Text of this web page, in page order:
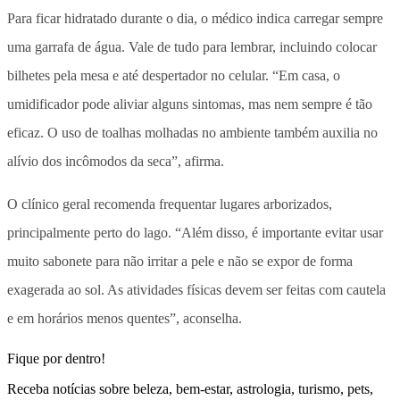
Para ficar hidratado durante o dia, o médico indica carregar sempre
uma garrafa de água. Vale de tudo para lembrar, incluindo colocar
bilhetes pela mesa e até despertador no celular. “Em casa, o
umidificador pode aliviar alguns sintomas, mas nem sempre é tão
eficaz. O uso de toalhas molhadas no ambiente também auxilia no
alívio dos incômodos da seca”, afirma.
O clínico geral recomenda frequentar lugares arborizados,
principalmente perto do lago. “Além disso, é importante evitar usar
muito sabonete para não irritar a pele e não se expor de forma
exagerada ao sol. As atividades físicas devem ser feitas com cautela
e em horários menos quentes”, aconselha.
Fique por dentro!
Receba notícias sobre beleza, bem-estar, astrologia, turismo, pets,